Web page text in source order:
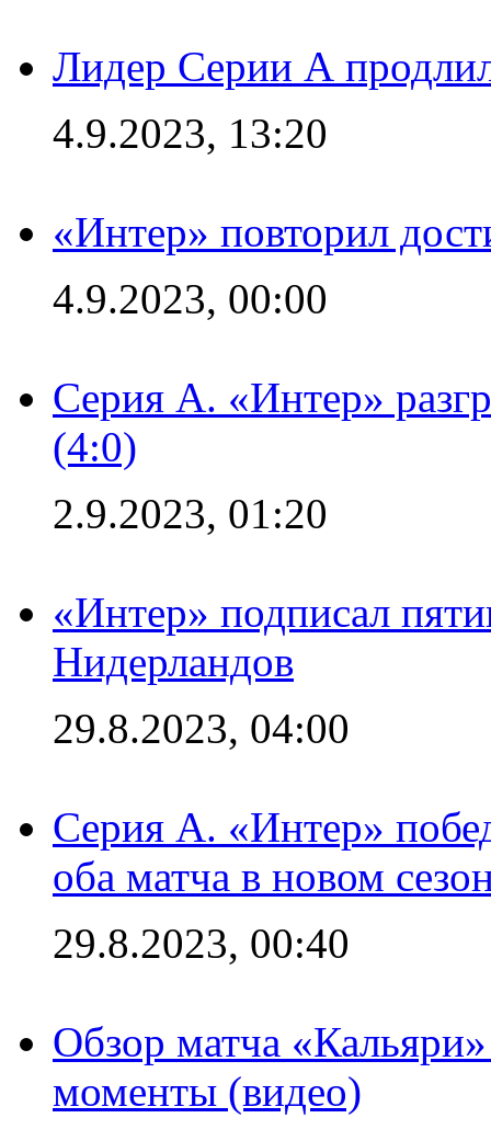
Лидер Серии А
4.9.2023, 13:20
«Интер» повторил
4.9.2023, 00:00
Серия А. «Интер»
(4:0)
2.9.2023, 01:20
«Интер» подписал
Нидерландов
29.8.2023, 04:00
Серия А. «Интер»
оба матча в новом
29.8.2023, 00:40
Обзор матча
моменты (видео)